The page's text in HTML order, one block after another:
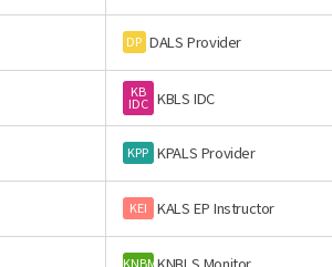
DP DALS Provider
KB
IDC KBLS IDC
KPP KPALS Provider
KEI KALS EP Instructor
KNBM